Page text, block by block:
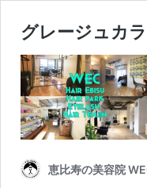
グレージュカ
恵比寿の美容院